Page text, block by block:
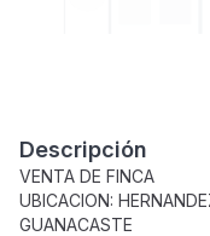
Descripción
VENTA DE FINCA
UBICACION:
GUANACASTE